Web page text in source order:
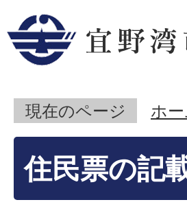
現在のページ ホ
住民票の記